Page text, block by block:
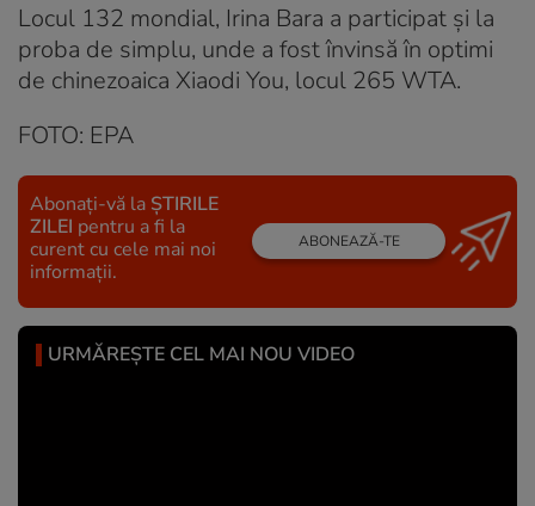
Locul 132 mondial, Irina Bara a participat şi la
proba de simplu, unde a fost învinsă în optimi
de chinezoaica Xiaodi You, locul 265 WTA.
FOTO: EPA
Abonați-vă la ȘTIRILE
ZILEI pentru a fi la
curent cu cele mai noi
informații.
ABONEAZĂ-TE
URMĂREȘTE CEL MAI NOU VIDEO